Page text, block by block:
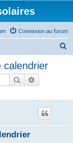
Connexion au forum
calendrier
Rechercher